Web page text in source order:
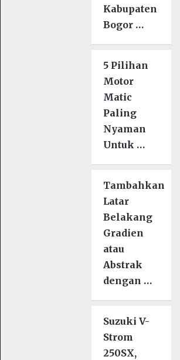
Kabupaten
Bogor …
5 Pilihan
Motor
Matic
Paling
Nyaman
Untuk …
Tambahkan
Latar
Belakang
Gradien
atau
Abstrak
dengan …
Suzuki V-
Strom
250SX,